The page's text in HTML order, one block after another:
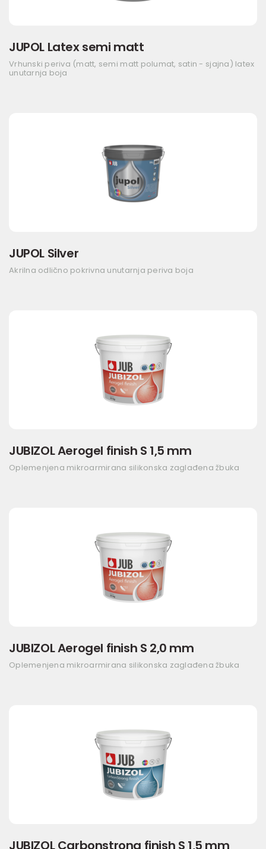
JUPOL Latex semi matt
Vrhunski periva (matt, semi matt polumat, satin - sjajna) latex
unutarnja boja
JUPOL Silver
Akrilna odlično pokrivna unutarnja periva boja
JUBIZOL Aerogel finish S 1,5 mm
Oplemenjena mikroarmirana silikonska zaglađena žbuka
JUBIZOL Aerogel finish S 2,0 mm
Oplemenjena mikroarmirana silikonska zaglađena žbuka
JUBIZOL Carbonstrong finish S 1,5 mm